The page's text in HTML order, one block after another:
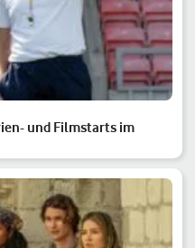
und Filmstarts im